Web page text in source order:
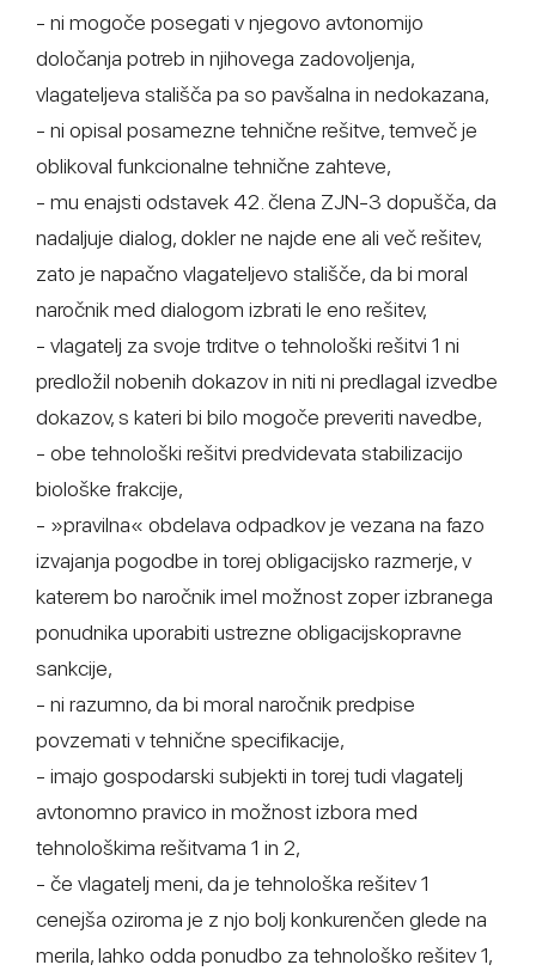
- ni mogoče posegati v njegovo avtonomijo
določanja potreb in njihovega zadovoljenja,
vlagateljeva stališča pa so pavšalna in nedokazana,
- ni opisal posamezne tehnične rešitve, temveč je
oblikoval funkcionalne tehnične zahteve,
- mu enajsti odstavek 42. člena ZJN-3 dopušča, da
nadaljuje dialog, dokler ne najde ene ali več rešitev,
zato je napačno vlagateljevo stališče, da bi moral
naročnik med dialogom izbrati le eno rešitev,
- vlagatelj za svoje trditve o tehnološki rešitvi 1 ni
predložil nobenih dokazov in niti ni predlagal izvedbe
dokazov, s kateri bi bilo mogoče preveriti navedbe,
- obe tehnološki rešitvi predvidevata stabilizacijo
biološke frakcije,
- »pravilna« obdelava odpadkov je vezana na fazo
izvajanja pogodbe in torej obligacijsko razmerje, v
katerem bo naročnik imel možnost zoper izbranega
ponudnika uporabiti ustrezne obligacijskopravne
sankcije,
- ni razumno, da bi moral naročnik predpise
povzemati v tehnične specifikacije,
- imajo gospodarski subjekti in torej tudi vlagatelj
avtonomno pravico in možnost izbora med
tehnološkima rešitvama 1 in 2,
- če vlagatelj meni, da je tehnološka rešitev 1
cenejša oziroma je z njo bolj konkurenčen glede na
merila, lahko odda ponudbo za tehnološko rešitev 1,